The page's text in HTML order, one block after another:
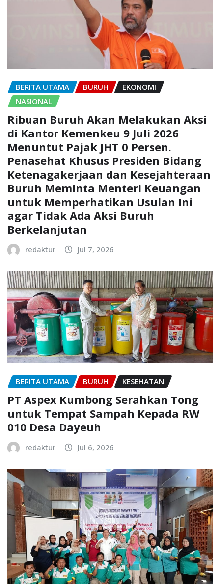
BERITA UTAMA BURUH
EKONOMI
NASIONAL
Ribuan Buruh Akan Melakukan Aksi
di Kantor Kemenkeu 9 Juli 2026
Menuntut Pajak JHT 0 Persen.
Penasehat Khusus Presiden Bidang
Ketenagakerjaan dan Kesejahteraan
Buruh Meminta Menteri Keuangan
untuk Memperhatikan Usulan Ini
agar Tidak Ada Aksi Buruh
Berkelanjutan
redaktur Jul 7, 2026
BERITA UTAMA BURUH KESEHATAN
PT Aspex Kumbong Serahkan Tong
untuk Tempat Sampah Kepada RW
010 Desa Dayeuh
redaktur Jul 6, 2026